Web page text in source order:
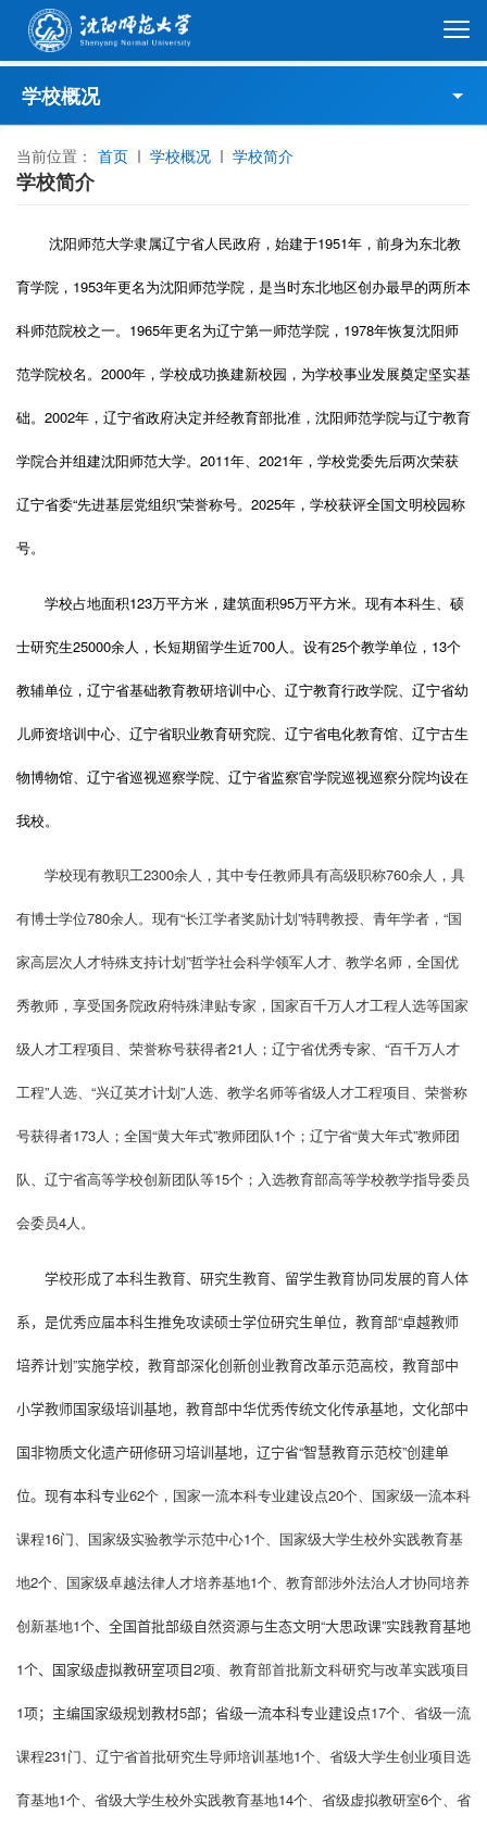
学校概况
学校简介
现任领导
历任领导
大学文化
当前位置： 首页 学校概况 学校简介
学校简介
沈阳师范大学隶属辽宁省人民政府，始建于1951年，前身为东北教
育学院，1953年更名为沈阳师范学院，是当时东北地区创办最早的两所本
科师范院校之一。1965年更名为辽宁第一师范学院，1978年恢复沈阳师
范学院校名。2000年，学校成功换建新校园，为学校事业发展奠定坚实基
础。2002年，辽宁省政府决定并经教育部批准，沈阳师范学院与辽宁教育
学院合并组建沈阳师范大学。2011年、2021年，学校党委先后两次荣获
辽宁省委“先进基层党组织”荣誉称号。2025年，学校获评全国文明校园称
号。
学校占地面积123万平方米，建筑面积95万平方米。现有本科生、硕
士研究生25000余人，长短期留学生近700人。设有25个教学单位，13个
教辅单位，辽宁省基础教育教研培训中心、辽宁教育行政学院、辽宁省幼
儿师资培训中心、辽宁省职业教育研究院、辽宁省电化教育馆、辽宁古生
物博物馆、辽宁省巡视巡察学院、辽宁省监察官学院巡视巡察分院均设在
我校。
学校现有教职工2300余人，其中专任教师具有高级职称760余人，具
有博士学位780余人。现有“长江学者奖励计划”特聘教授、青年学者，“国
家高层次人才特殊支持计划”哲学社会科学领军人才、教学名师，全国优
秀教师，享受国务院政府特殊津贴专家，国家百千万人才工程人选等国家
级人才工程项目、荣誉称号获得者21人；辽宁省优秀专家、“百千万人才
工程”人选、“兴辽英才计划”人选、教学名师等省级人才工程项目、荣誉称
号获得者173人；全国“黄大年式”教师团队1个；辽宁省“黄大年式”教师团
队、辽宁省高等学校创新团队等15个；入选教育部高等学校教学指导委员
会委员4人。
学校形成了本科生教育、研究生教育、留学生教育协同发展的育人体
系， 是优秀应届本科生推免攻读硕士学位研究生单位， 教育部“卓越教师
培养计划”实施学校， 教育部深化创新创业教育改革示范高校，教育部中
小学教师国家级培训基地，教育部中华优秀传统文化传承基地，文化部中
国非物质文化遗产研修研习培训基地， 辽宁省“智慧教育示范校”创建单
位。 现有本科专业62个，国家一流本科专业建设点20个、国家级一流本科
课程16门、国家级实验教学示范中心1个、国家级大学生校外实践教育基
地2个、国家级卓越法律人才培养基地1个、教育部涉外法治人才协同培养
创新基地1个、 全国首批部级自然资源与生态文明“大思政课”实践教育基地
1个、国家级虚拟教研室项目2项、教育部首批新文科研究与改革实践项目
1项； 主编国家级规划教材5部； 省级一流本科专业建设点17个、省级一流
课程231门、辽宁省首批研究生导师培训基地1个、省级大学生创业项目选
育基地1个、省级大学生校外实践教育基地14个、省级虚拟教研室6个、省